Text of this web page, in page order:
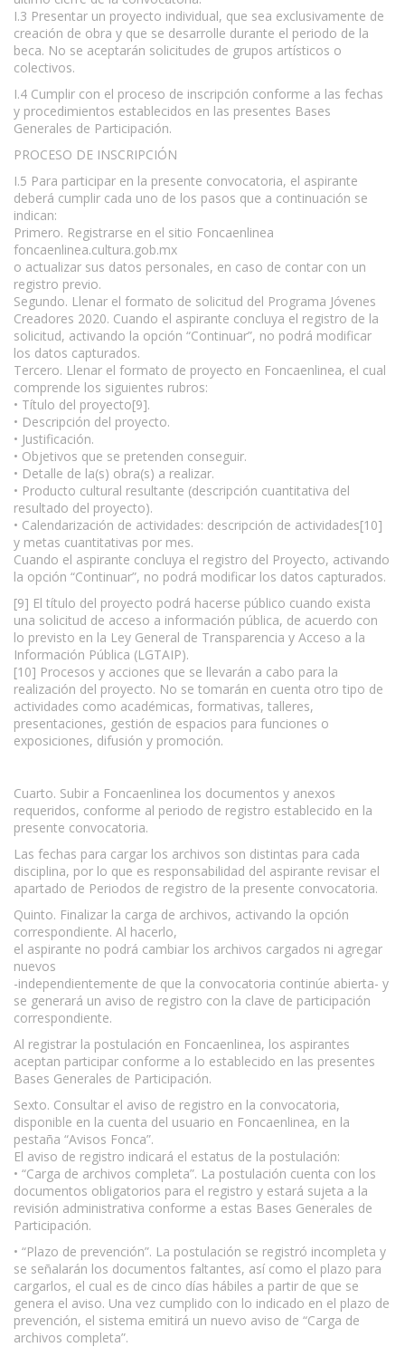
I.3 Presentar un proyecto individual, que sea exclusivamente de
creación de obra y que se desarrolle durante el periodo de la
beca. No se aceptarán solicitudes de grupos artísticos o
colectivos.
I.4 Cumplir con el proceso de inscripción conforme a las fechas
y procedimientos establecidos en las presentes Bases
Generales de Participación.
PROCESO DE INSCRIPCIÓN
I.5 Para participar en la presente convocatoria, el aspirante
deberá cumplir cada uno de los pasos que a continuación se
indican:
Primero. Registrarse en el sitio Foncaenlinea
foncaenlinea.cultura.gob.mx
o actualizar sus datos personales, en caso de contar con un
registro previo.
Segundo. Llenar el formato de solicitud del Programa Jóvenes
Creadores 2020. Cuando el aspirante concluya el registro de la
solicitud, activando la opción “Continuar”, no podrá modificar
los datos capturados.
Tercero. Llenar el formato de proyecto en Foncaenlinea, el cual
comprende los siguientes rubros:
• Título del proyecto[9].
• Descripción del proyecto.
• Justificación.
• Objetivos que se pretenden conseguir.
• Detalle de la(s) obra(s) a realizar.
• Producto cultural resultante (descripción cuantitativa del
resultado del proyecto).
• Calendarización de actividades: descripción de actividades[10]
y metas cuantitativas por mes.
Cuando el aspirante concluya el registro del Proyecto, activando
la opción “Continuar”, no podrá modificar los datos capturados.
[9] El título del proyecto podrá hacerse público cuando exista
una solicitud de acceso a información pública, de acuerdo con
lo previsto en la Ley General de Transparencia y Acceso a la
Información Pública (LGTAIP).
[10] Procesos y acciones que se llevarán a cabo para la
realización del proyecto. No se tomarán en cuenta otro tipo de
actividades como académicas, formativas, talleres,
presentaciones, gestión de espacios para funciones o
exposiciones, difusión y promoción.
Cuarto. Subir a Foncaenlinea los documentos y anexos
requeridos, conforme al periodo de registro establecido en la
presente convocatoria.
Las fechas para cargar los archivos son distintas para cada
disciplina, por lo que es responsabilidad del aspirante revisar el
apartado de Periodos de registro de la presente convocatoria.
Quinto. Finalizar la carga de archivos, activando la opción
correspondiente. Al hacerlo,
el aspirante no podrá cambiar los archivos cargados ni agregar
nuevos
-independientemente de que la convocatoria continúe abierta- y
se generará un aviso de registro con la clave de participación
correspondiente.
Al registrar la postulación en Foncaenlinea, los aspirantes
aceptan participar conforme a lo establecido en las presentes
Bases Generales de Participación.
Sexto. Consultar el aviso de registro en la convocatoria,
disponible en la cuenta del usuario en Foncaenlinea, en la
pestaña “Avisos Fonca”.
El aviso de registro indicará el estatus de la postulación:
• “Carga de archivos completa”. La postulación cuenta con los
documentos obligatorios para el registro y estará sujeta a la
revisión administrativa conforme a estas Bases Generales de
Participación.
• “Plazo de prevención”. La postulación se registró incompleta y
se señalarán los documentos faltantes, así como el plazo para
cargarlos, el cual es de cinco días hábiles a partir de que se
genera el aviso. Una vez cumplido con lo indicado en el plazo de
prevención, el sistema emitirá un nuevo aviso de “Carga de
archivos completa”.